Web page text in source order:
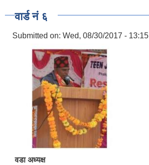
वार्ड नं ६
Submitted on: Wed, 08/30/2017 - 13:15
वडा अध्यक्ष